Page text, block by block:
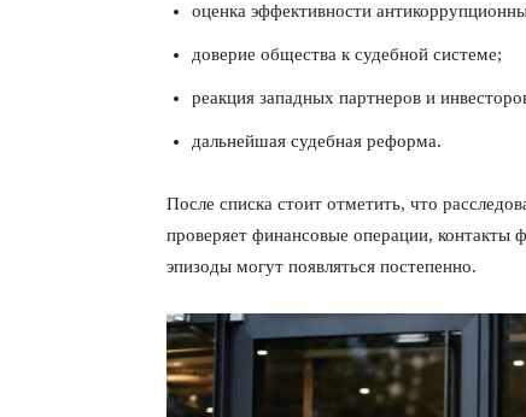
оценка эффективности
доверие общества к судебной системе;
реакция западных партнеров и
дальнейшая судебная реформа.
После списка стоит отметить, что
проверяет финансовые операции,
эпизоды могут появляться постепенно.